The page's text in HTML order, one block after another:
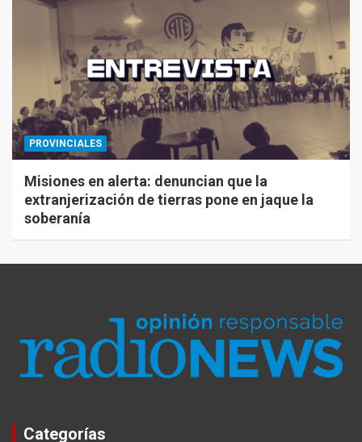
PROVINCIALES
Misiones en alerta: denuncian que la
extranjerización de tierras pone en jaque la
soberanía
Categorías